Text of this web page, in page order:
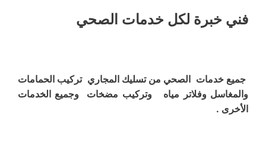
فني خبرة لكل خدمات الصحي
جميع خدمات الصحي من تسليك المجاري تركيب الحمامات
والمغاسل وفلاتر مياه وتركيب مضخات وجميع الخدمات
الأخرى .